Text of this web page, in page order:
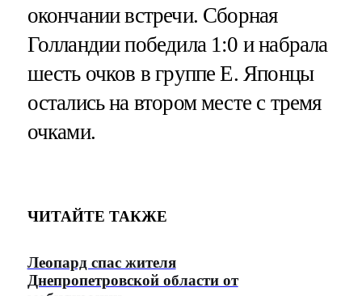
окончании встречи. Сборная
Голландии победила 1:0 и набрала
шесть очков в группе Е. Японцы
остались на втором месте с тремя
очками.
ЧИТАЙТЕ ТАКЖЕ
Леопард спас жителя
Днепропетровской области от